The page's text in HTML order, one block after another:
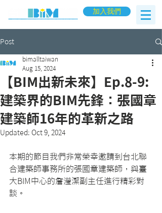
加入我們
Post
【BIM出新未來】Ep.8-9:
建築界的BIM先鋒：張國章
建築師16年的革新之路
bimalltaiwan
Aug 15, 2024
Updated: Oct 9, 2024
本期的節目我們非常榮幸邀請到台北聯
合建築師事務所的張國章建築師，與臺
大BIM中心的詹瀅潔副主任進行精彩對
談。